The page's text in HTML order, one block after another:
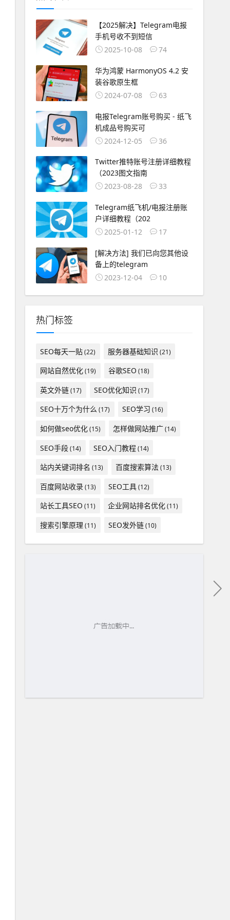
【2025解决】Telegram电报
手机号收不到短信
2025-10-08
74
华为鸿蒙 HarmonyOS 4.2 安
装谷歌原生框
2024-07-08
63
电报Telegram账号购买 - 纸飞
机成品号购买可
2024-12-05
36
Twitter推特账号注册详细教程
（2023图文指南
2023-08-28
33
Telegram纸飞机/电报注册账
户详细教程（202
2025-01-12
17
[解决方法] 我们已向您其他设
备上的telegram
2023-12-04
10
热门标签
SEO每天一贴(22) 服务器基础知识 (21)
网站自然优化(19) 谷歌SEO (18)
英文外链(17) SEO优化知识 (17)
SEO十万个为什么 (17) SEO学习 (16)
如何做seo优化(15) 怎样做网站推广(14)
SEO手段(14) SEO入门教程(14)
站内关键词排名 (13) 百度搜索算法(13)
百度网站收录(13) SEO工具(12)
站长工具SEO (11) 企业网站排名优化(11)
搜索引擎原理 (11) SEO发外链(10)